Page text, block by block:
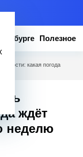
Полезное
какая погода
ждёт
неделю